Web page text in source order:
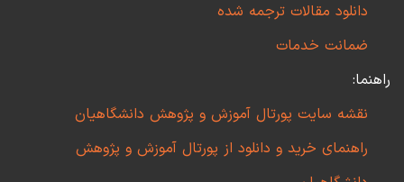
دانلود مقالات ترجمه شده
ضمانت خدمات
راهنما:
نقشه سایت پورتال آموزش و پژوهش دانشگاهیان
راهنمای خرید و دانلود از پورتال آموزش و پژوهش